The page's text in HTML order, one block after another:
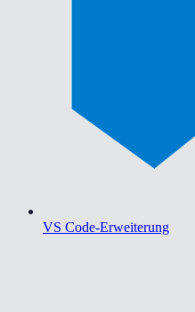
VS Code-Erweiterung